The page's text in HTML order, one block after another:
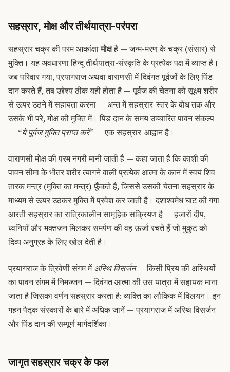
सहस्रार, मोक्ष और तीर्थयात्रा-परंपरा
सहस्रार चक्र की परम आकांक्षामोक्षहै — जन्म-मरण के चक्र (संसार) से
मुक्ति। यह अवधारणा हिन्दू तीर्थयात्रा-संस्कृति के प्रत्येक पक्ष में व्याप्त है।
जब परिवार गया, प्रयागराज अथवा वाराणसी में दिवंगत पूर्वजों के लिए पिंड
दान करते हैं, तब उद्देश्य ठीक यही होता है — पूर्वज की चेतना को सूक्ष्म शरीर
से ऊपर उठने में सहायता करना — अन्त में सहस्रार-स्तर के बोध तक और
उसके भी परे, मोक्ष की मुक्ति में। पिंड दान के समय उच्चारित पावन संकल्प
— “ये पूर्वज मुक्ति प्राप्त करें” — एक सहस्रार-आह्वान है।
वाराणसी मोक्ष की परम नगरी मानी जाती है — कहा जाता है कि काशी की
पावन सीमा के भीतर शरीर त्यागने वाली प्रत्येक आत्मा के कान में स्वयं शिव
तारक मन्त्र (मुक्ति का मन्त्र) फूँकते हैं, जिससे उसकी चेतना सहस्रार के
माध्यम से ऊपर उठकर मुक्ति में प्रवेश कर जाती है। दशाश्वमेध घाट की गंगा
आरती सहस्रार का रात्रिकालीन सामूहिक सक्रियण है — हजारों दीप,
ध्वनियाँ और भक्तजन मिलकर समर्पण की वह ऊर्जा रचते हैं जो मुकुट को
दिव्य अनुग्रह के लिए खोल देती है।
प्रयागराज के त्रिवेणी संगम मेंअस्थि विसर्जन— किसी प्रिय की अस्थियों
का पावन संगम में निमज्जन — दिवंगत आत्मा की उस यात्रा में सहायक माना
जाता है जिसका वर्णन सहस्रार करता है: व्यक्ति का लौकिक में विलयन। इन
गहन पैतृक संस्कारों के बारे में अधिक जानें — प्रयागराज में अस्थि विसर्जन
और पिंड दान की सम्पूर्ण मार्गदर्शिका।
जागृत सहस्रार चक्र के फल